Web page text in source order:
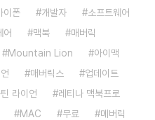
이폰 개발자
소프트웨어
어 맥북
매버릭
Mountain Lion
아이맥
매버릭스
업데이트
라이언
레티나 맥북프로
MAC 무료
메버릭